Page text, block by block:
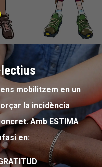
mobilitzem en un
la incidència
Amb ESTIMA
en: